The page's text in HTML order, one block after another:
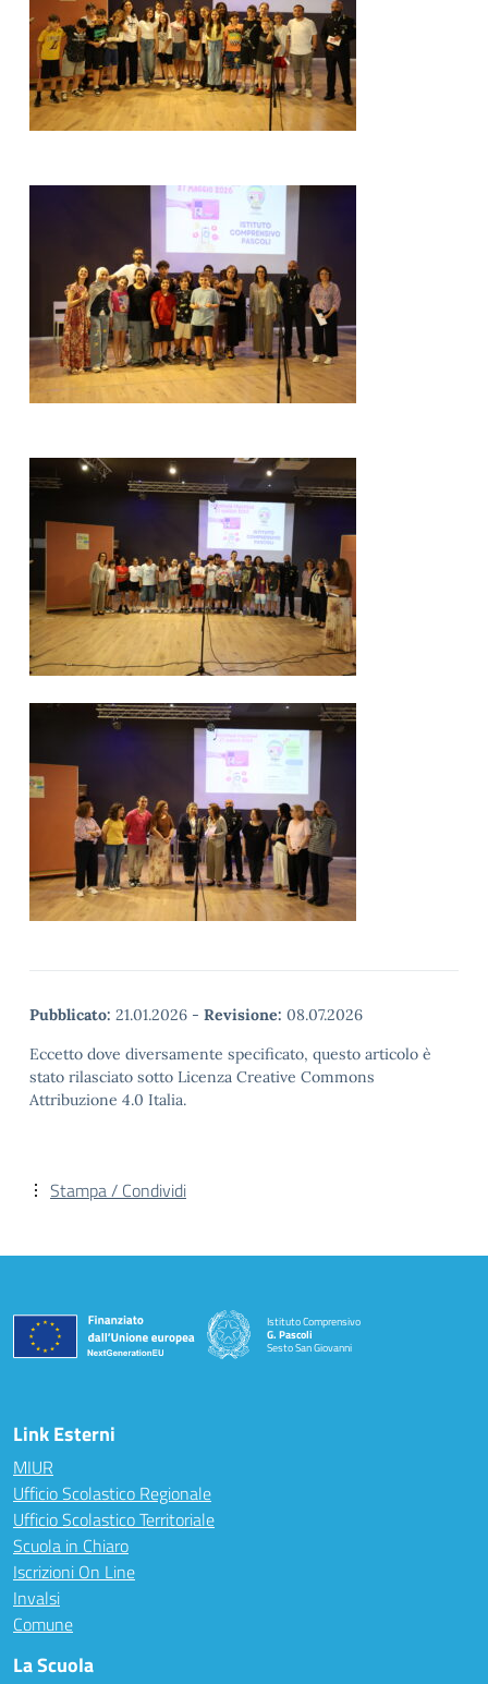
Pubblicato: 21.01.2026 - Revisione: 08.07.2026
Eccetto dove diversamente specificato, questo articolo è
stato rilasciato sotto Licenza Creative Commons
Attribuzione 4.0 Italia.
Stampa / Condividi
Istituto Comprensivo
G. Pascoli
Sesto San Giovanni
Link Esterni
MIUR
Ufficio Scolastico Regionale
Ufficio Scolastico Territoriale
Scuola in Chiaro
Iscrizioni On Line
Invalsi
Comune
La Scuola